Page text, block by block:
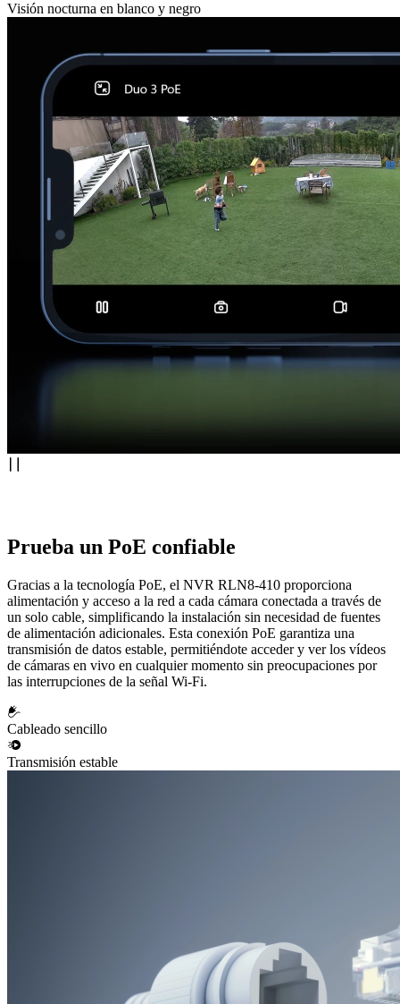
Visión nocturna en blanco y negro
Prueba un PoE confiable
Gracias a la tecnología PoE, el NVR RLN8-410 proporciona
alimentación y acceso a la red a cada cámara conectada a través de
un solo cable, simplificando la instalación sin necesidad de fuentes
de alimentación adicionales. Esta conexión PoE garantiza una
transmisión de datos estable, permitiéndote acceder y ver los vídeos
de cámaras en vivo en cualquier momento sin preocupaciones por
las interrupciones de la señal Wi-Fi.
Cableado sencillo
Transmisión estable